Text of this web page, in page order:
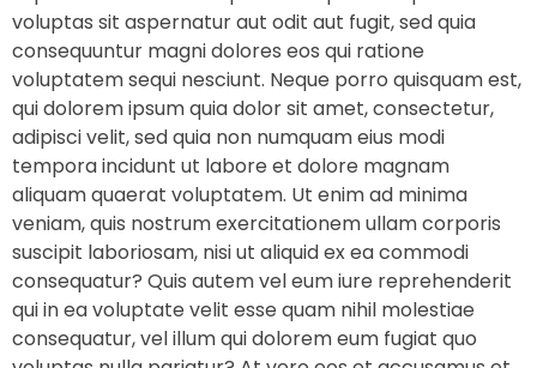
voluptas sit aspernatur aut odit aut fugit, sed quia
consequuntur magni dolores eos qui ratione
voluptatem sequi nesciunt. Neque porro quisquam est,
qui dolorem ipsum quia dolor sit amet, consectetur,
adipisci velit, sed quia non numquam eius modi
tempora incidunt ut labore et dolore magnam
aliquam quaerat voluptatem. Ut enim ad minima
veniam, quis nostrum exercitationem ullam corporis
suscipit laboriosam, nisi ut aliquid ex ea commodi
consequatur? Quis autem vel eum iure reprehenderit
qui in ea voluptate velit esse quam nihil molestiae
consequatur, vel illum qui dolorem eum fugiat quo